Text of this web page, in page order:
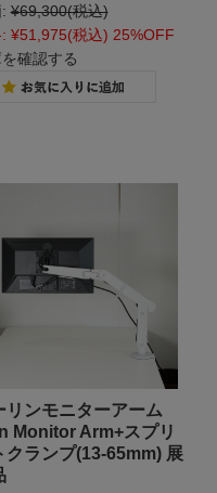
¥69,300(税込)
¥51,975(税込) 25%OFF
確認する
リンモニターアーム
Monitor Arm+スプリ
クランプ(13-65mm) 展